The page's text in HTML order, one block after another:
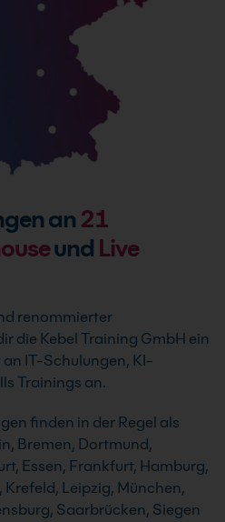
an 21
und Live
renommierter
die Kebel Training GmbH ein
IT-Schulungen, KI-
Trainings an.
finden in der Regel als
Bremen, Dortmund,
Essen, Frankfurt, Hamburg,
Krefeld, Leipzig, München,
Saarbrücken, Siegen